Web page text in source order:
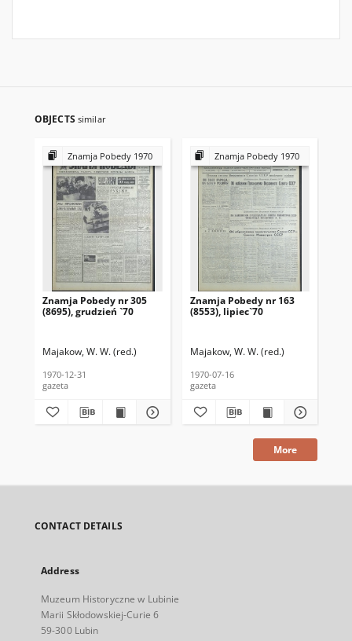
OBJECTS similar
Znamja Pobedy 1970
Znamja Pobedy nr 305
(8695), grudzień `70
Majakow, W. W. (red.)
1970-12-31
gazeta
Znamja Pobedy 1970
Znamja Pobedy nr 163
(8553), lipiec`70
Majakow, W. W. (red.)
1970-07-16
gazeta
More
CONTACT DETAILS
Address
Muzeum Historyczne w Lubinie
Marii Skłodowskiej-Curie 6
59-300 Lubin